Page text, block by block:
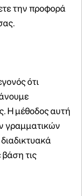
την προφορά
ότι
Η μέθοδος αυτή
γραμματικών
τις